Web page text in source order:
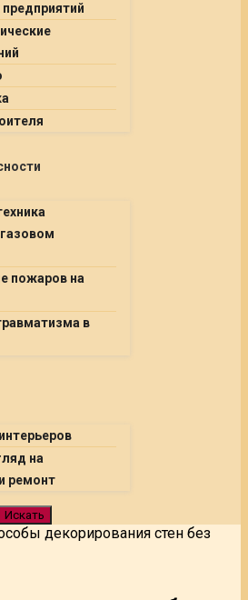
пожаров на
в
на
ремонт
Искать
декорирования стен без